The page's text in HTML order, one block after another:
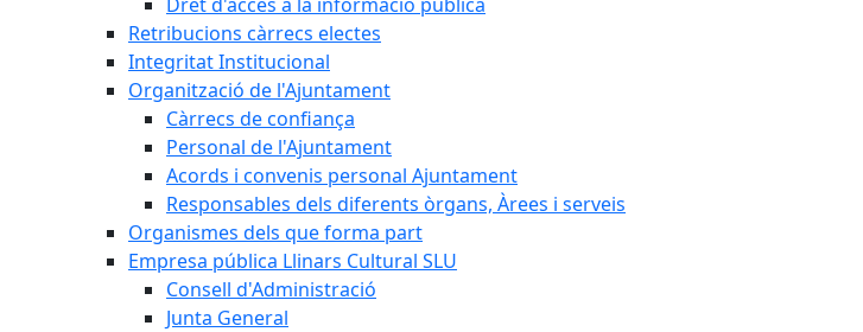
Retribucions càrrecs electes
Integritat Institucional
Organització de l'Ajuntament
Càrrecs de confiança
Personal de l'Ajuntament
Acords i convenis personal Ajuntament
Responsables dels diferents òrgans, Àrees i serveis
Organismes dels que forma part
Empresa pública Llinars Cultural SLU
Consell d'Administració
Junta General